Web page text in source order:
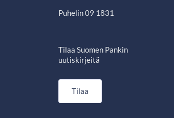
Puhelin 09 1831
Tilaa Suomen Pankin
uutiskirjeitä
Tilaa